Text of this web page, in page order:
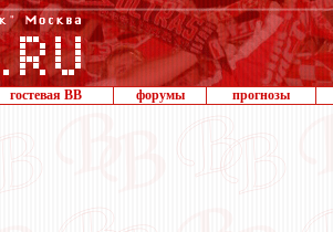
гостевая ВВ форумы прогнозы